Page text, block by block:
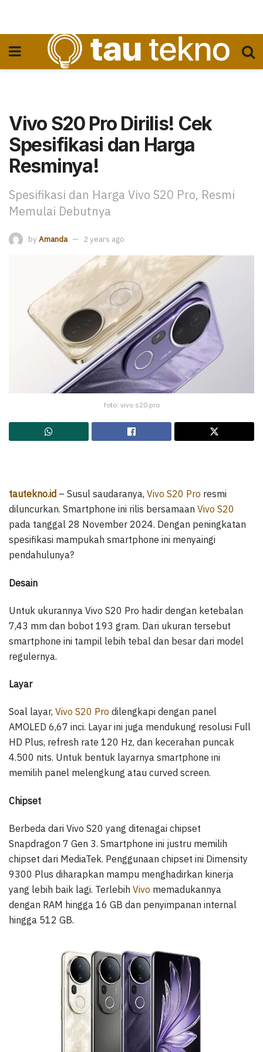
Vivo S20 Pro Dirilis! Cek
Spesifikasi dan Harga
Resminya!
Spesifikasi dan Harga Vivo S20 Pro, Resmi
Memulai Debutnya
by Amanda 2 years ago
foto: vivo s20 pro
tautekno.id – Susul saudaranya, Vivo S20 Pro resmi
diluncurkan. Smartphone ini rilis bersamaan Vivo S20
pada tanggal 28 November 2024. Dengan peningkatan
spesifikasi mampukah smartphone ini menyaingi
pendahulunya?
Desain
Untuk ukurannya Vivo S20 Pro hadir dengan ketebalan
7,43 mm dan bobot 193 gram. Dari ukuran tersebut
smartphone ini tampil lebih tebal dan besar dari model
regulernya.
Layar
Soal layar, Vivo S20 Pro dilengkapi dengan panel
AMOLED 6,67 inci. Layar ini juga mendukung resolusi Full
HD Plus, refresh rate 120 Hz, dan kecerahan puncak
4.500 nits. Untuk bentuk layarnya smartphone ini
memilih panel melengkung atau curved screen.
Chipset
Berbeda dari Vivo S20 yang ditenagai chipset
Snapdragon 7 Gen 3. Smartphone ini justru memilih
chipset dari MediaTek. Penggunaan chipset ini Dimensity
9300 Plus diharapkan mampu menghadirkan kinerja
yang lebih baik lagi. Terlebih Vivo memadukannya
dengan RAM hingga 16 GB dan penyimpanan internal
hingga 512 GB.